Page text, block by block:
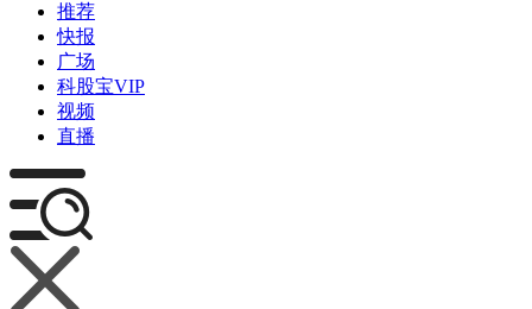
推荐
快报
广场
科股宝VIP
视频
直播